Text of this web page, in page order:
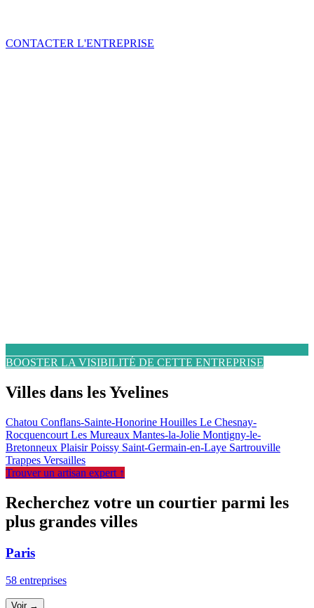
CONTACTER L'ENTREPRISE
BOOSTER LA VISIBILITÉ DE CETTE ENTREPRISE
Villes dans les Yvelines
Chatou Conflans-Sainte-Honorine Houilles Le Chesnay-
Rocquencourt Les Mureaux Mantes-la-Jolie Montigny-le-
Bretonneux PlaisirPoissy Saint-Germain-en-Laye Sartrouville
Trappes Versailles
Trouver un artisan expert ↑
Recherchez votre un courtier parmi les
plus grandes villes
Paris
58 entreprises
Voir →